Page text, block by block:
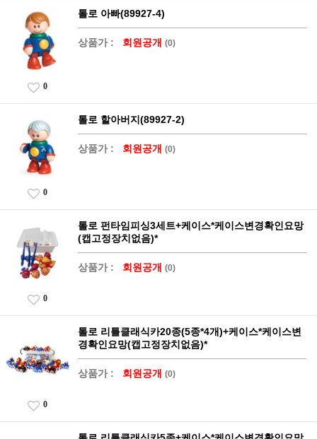
톨로 아빠(89927-4)
상품가 : 회원공개 (0)
0
톨로 할아버지(89927-2)
상품가 : 회원공개 (0)
0
톨로 펀타임피싱3세트+케이스*케이스변경확인요망
(캡고정장치없음)*
상품가 : 회원공개 (0)
0
톨로 리틀클래식카20종(5종*4개)+케이스*케이스변
경확인요망(캡고정장치없음)*
상품가 : 회원공개 (0)
0